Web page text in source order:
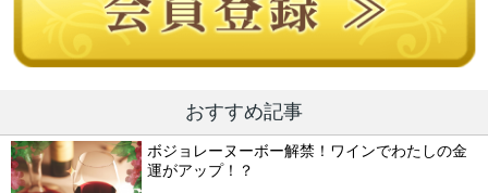
おすすめ記事
ボジョレーヌーボー解禁！ワインでわたしの金
運がアップ！？